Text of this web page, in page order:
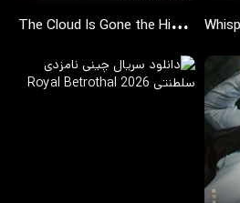
T
he Cloud Is Gone the Hibiscus Remains